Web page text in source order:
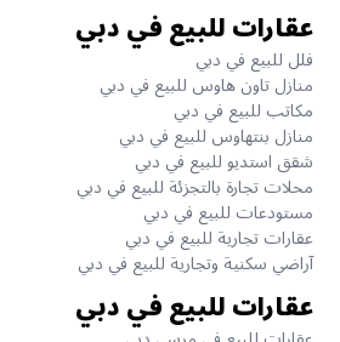
عقارات للبيع في دبي
فلل للبيع في دبي
منازل تاون هاوس للبيع في دبي
مكاتب للبيع في دبي
منازل بنتهاوس للبيع في دبي
شقق استديو للبيع في دبي
محلات تجارة بالتجزئة للبيع في دبي
مستودعات للبيع في دبي
عقارات تجارية للبيع في دبي
آراضي سكنية وتجارية للبيع في دبي
عقارات للبيع في دبي